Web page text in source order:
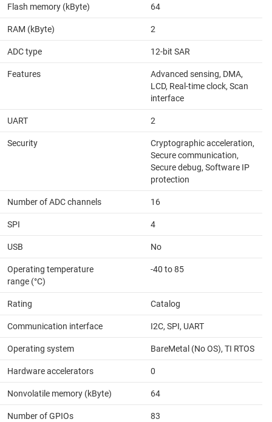
Flash memory (kByte) 64
RAM (kByte) 2
ADC type 12-bit SAR
Features
Advanced sensing, DMA,
LCD, Real-time clock, Scan
interface
UART 2
Security
Cryptographic acceleration,
Secure communication,
Secure debug, Software IP
protection
Number of ADC channels 16
SPI 4
USB No
Operating temperature
range (°C)
-40 to 85
Rating Catalog
Communication interface I2C, SPI, UART
Operating system BareMetal (No OS), TI RTOS
Hardware accelerators 0
Nonvolatile memory (kByte) 64
Number of GPIOs 83